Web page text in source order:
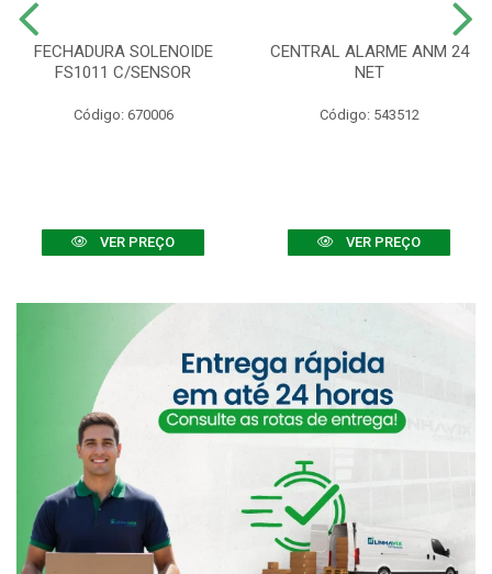
FECHADURA SOLENOIDE
FS1011 C/SENSOR
Código: 670006
VER PREÇO
CENTRAL ALARME ANM 24
NET
Código: 543512
VER PREÇO